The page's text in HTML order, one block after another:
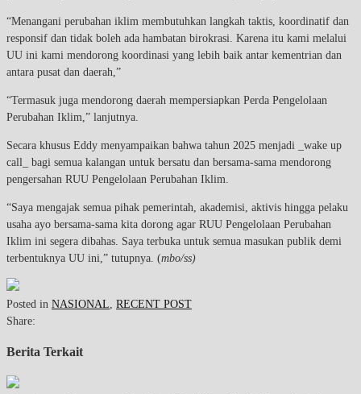
“Menangani perubahan iklim membutuhkan langkah taktis, koordinatif dan
responsif dan tidak boleh ada hambatan birokrasi. Karena itu kami melalui
UU ini kami mendorong koordinasi yang lebih baik antar kementrian dan
antara pusat dan daerah,”
“Termasuk juga mendorong daerah mempersiapkan Perda Pengelolaan
Perubahan Iklim,” lanjutnya.
Secara khusus Eddy menyampaikan bahwa tahun 2025 menjadi _wake up
call_ bagi semua kalangan untuk bersatu dan bersama-sama mendorong
pengersahan RUU Pengelolaan Perubahan Iklim.
“Saya mengajak semua pihak pemerintah, akademisi, aktivis hingga pelaku
usaha ayo bersama-sama kita dorong agar RUU Pengelolaan Perubahan
Iklim ini segera dibahas. Saya terbuka untuk semua masukan publik demi
terbentuknya UU ini,” tutupnya. (mbo/ss)
Posted in NASIONAL RECENT POST
Share:
Berita Terkait